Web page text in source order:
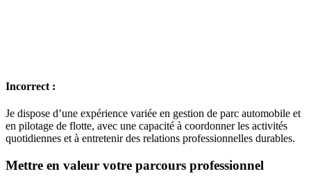
Incorrect :
Je dispose d’une expérience variée en gestion de parc automobile et
en pilotage de flotte, avec une capacité à coordonner les activités
quotidiennes et à entretenir des relations professionnelles durables.
Mettre en valeur votre parcours professionnel